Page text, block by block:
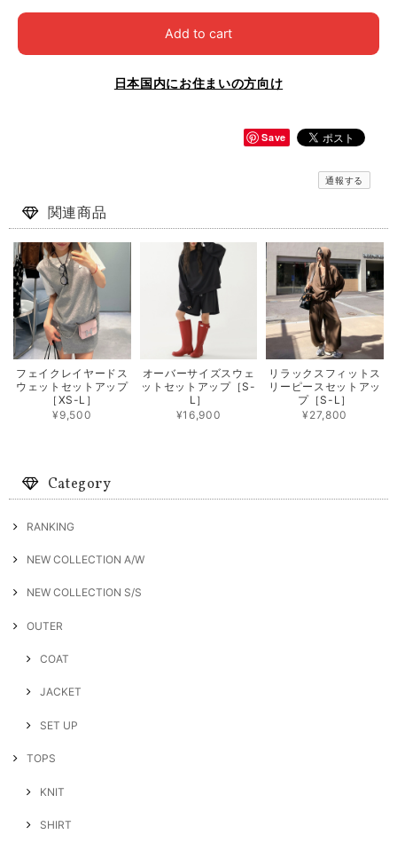
Add to cart
日本国内にお住まいの方向け
Save
通報する
関連商品
フェイクレイヤードス
ウェットセットアップ
［XS-L］
¥9,500
オーバーサイズスウェ
ットセットアップ［S-
L］
¥16,900
リラックスフィットス
リーピースセットアッ
プ［S-L］
¥27,800
Category
RANKING
NEW COLLECTION A/W
NEW COLLECTION S/S
OUTER
COAT
JACKET
SET UP
TOPS
KNIT
SHIRT